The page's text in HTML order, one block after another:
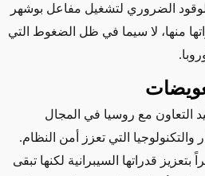
الضروري لتشغيل مفاعل بوشهر
منها، لا سيما في ظل الضغوط التي
التعاون مع روسيا في المجال
والتكنولوجيا التي تعزز أمن النظام.
قدراتها السيبرانية لكنها تبقى